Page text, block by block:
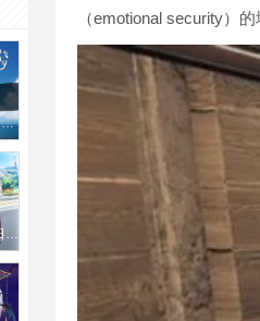
芒果派對舉辦三周年特賣！超過50款紳士遊戲折扣優惠 錢包乾了弟弟也哭了
日系3D多人混戰紳士《夏日假期》宣布製作海外版！
（emotional security）